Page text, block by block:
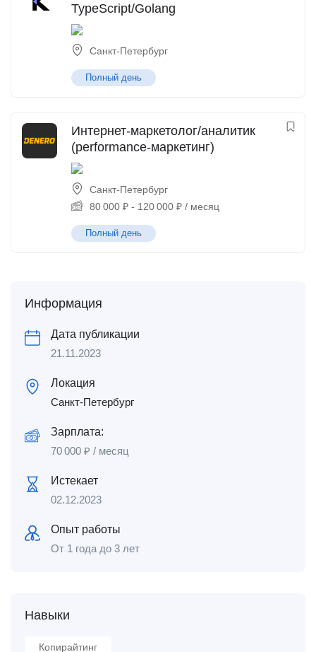
TypeScript/Golang
Санкт-Петербург
Полный день
Интернет-маркетолог/аналитик
(performance-маркетинг)
Санкт-Петербург
80 000 ₽ - 120 000 ₽ / месяц
Полный день
Информация
Дата публикации
21.11.2023
Локация
Санкт-Петербург
Зарплата:
70 000 ₽ / месяц
Истекает
02.12.2023
Опыт работы
От 1 года до 3 лет
Навыки
Копирайтинг